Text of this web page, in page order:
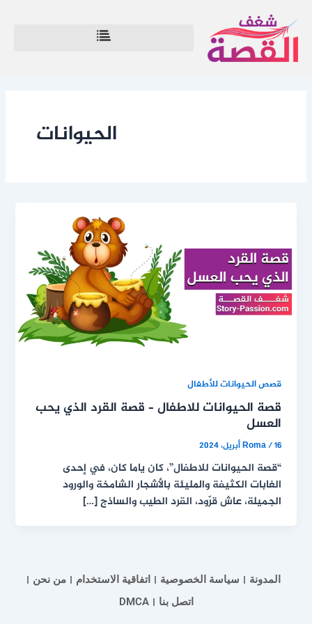
إلى
المحتوى
الحيوانات
قصص الحيوانات للأطفال
قصة الحيوانات للاطفال – قصة القرد الذي يحب
العسل
Roma/16 أبريل، 2024
“قصة الحيوانات للاطفال”، كان ياما كان، في إحدى
الغابات الكثيفة والمليئة بالأشجار الشامخة والورود
الجميلة، عاش قرّود، القرد الطيب والساذج […]
المدونة سياسة الخصوصية اتفاقية الاستخدام
من نحن
اتصل بنا
DMCA